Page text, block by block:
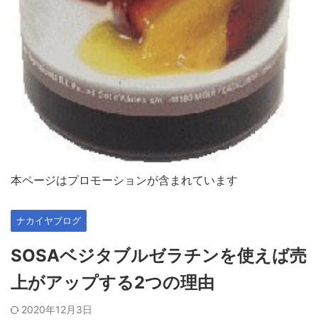
本ページはプロモーションが含まれています
ナカイヤブログ
SOSAベジタブルゼラチンを使えば売
上がアップする2つの理由
2020年12月3日